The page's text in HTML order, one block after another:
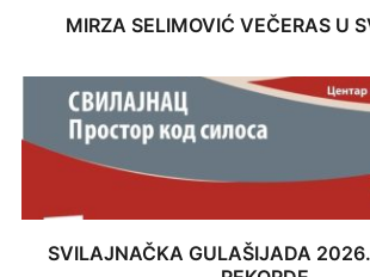
MIRZA SELIMOVIĆ VEČERAS U
SVILAJNAČKA GULAŠIJADA